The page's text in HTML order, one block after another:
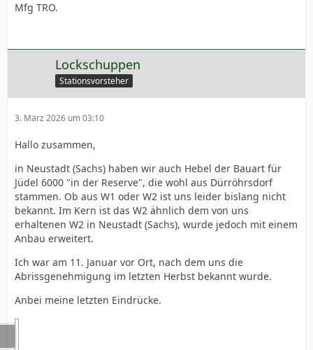
Mfg TRO.
Lockschuppen
Stationsvorsteher
3. März 2026 um 03:10
Hallo zusammen,
in Neustadt (Sachs) haben wir auch Hebel der Bauart für
Jüdel 6000 "in der Reserve", die wohl aus Dürröhrsdorf
stammen. Ob aus W1 oder W2 ist uns leider bislang nicht
bekannt. Im Kern ist das W2 ähnlich dem von uns
erhaltenen W2 in Neustadt (Sachs), wurde jedoch mit einem
Anbau erweitert.
Ich war am 11. Januar vor Ort, nach dem uns die
Abrissgenehmigung im letzten Herbst bekannt wurde.
Anbei meine letzten Eindrücke.